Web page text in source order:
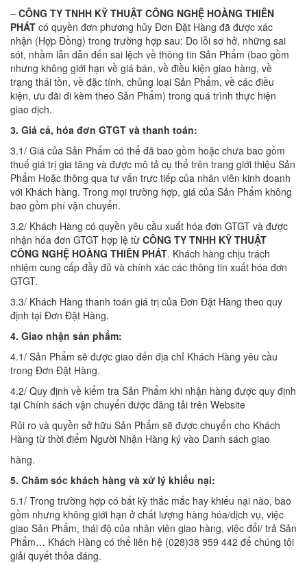
– CÔNG TY TNHH KỸ THUẬT CÔNG NGHỆ HOÀNG THIÊN
PHÁT có quyền đơn phương hủy Đơn Đặt Hàng đã được xác
nhận (Hợp Đồng) trong trường hợp sau: Do lỗi sơ hở, những sai
sót, nhầm lẫn dẫn đến sai lệch về thông tin Sản Phẩm (bao gồm
nhưng không giới hạn về giá bán, về điều kiện giao hàng, về
trạng thái tồn, về đặc tính, chủng loại Sản Phẩm, về các điều
kiện, ưu đãi đi kèm theo Sản Phẩm) trong quá trình thực hiện
giao dịch.
3. Giá cả, hóa đơn GTGT và thanh toán:
3.1/ Giá của Sản Phẩm có thể đã bao gồm hoặc chưa bao gồm
thuế giá trị gia tăng và được mô tả cụ thể trên trang giới thiệu Sản
Phẩm Hoặc thông qua tư vấn trực tiếp của nhân viên kinh doanh
với Khách hàng. Trong mọi trường hợp, giá của Sản Phẩm không
bao gồm phí vận chuyển.
3.2/ Khách Hàng có quyền yêu cầu xuất hóa đơn GTGT và được
nhận hóa đơn GTGT hợp lệ từ CÔNG TY TNHH KỸ THUẬT
CÔNG NGHỆ HOÀNG THIÊN PHÁT. Khách hàng chịu trách
nhiệm cung cấp đầy đủ và chính xác các thông tin xuất hóa đơn
GTGT.
3.3/ Khách Hàng thanh toán giá trị của Đơn Đặt Hàng theo quy
định tại Đơn Đặt Hàng.
4. Giao nhận sản phẩm:
4.1/ Sản Phẩm sẽ được giao đến địa chỉ Khách Hàng yêu cầu
trong Đơn Đặt Hàng.
4.2/ Quy định về kiểm tra Sản Phẩm khi nhận hàng được quy định
tại Chính sách vận chuyển được đăng tải trên Website
Rủi ro và quyền sở hữu Sản Phẩm sẽ được chuyển cho Khách
Hàng từ thời điểm Người Nhận Hàng ký vào Danh sách giao
hàng.
5. Chăm sóc khách hàng và xử lý khiếu nại:
5.1/ Trong trường hợp có bất kỳ thắc mắc hay khiếu nại nào, bao
gồm nhưng không giới hạn ở chất lượng hàng hóa/dịch vụ, việc
giao Sản Phẩm, thái độ của nhân viên giao hàng, việc đổi/ trả Sản
Phẩm… Khách Hàng có thể liên hệ (028)38 959 442 để chúng tôi
giải quyết thỏa đáng.